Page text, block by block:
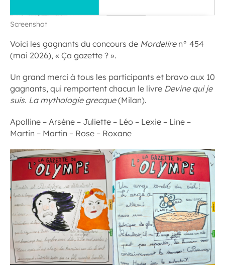
Screenshot
Voici les gagnants du concours de Mordeliren° 454
(mai 2026), « Ça gazette ? ».
Un grand merci à tous les participants et bravo aux 10
gagnants, qui remportent chacun le livre Devine qui je
suis. La mythologie grecque(Milan).
Apolline – Arsène – Juliette – Léo – Lexie – Line –
Martin – Martin – Rose – Roxane